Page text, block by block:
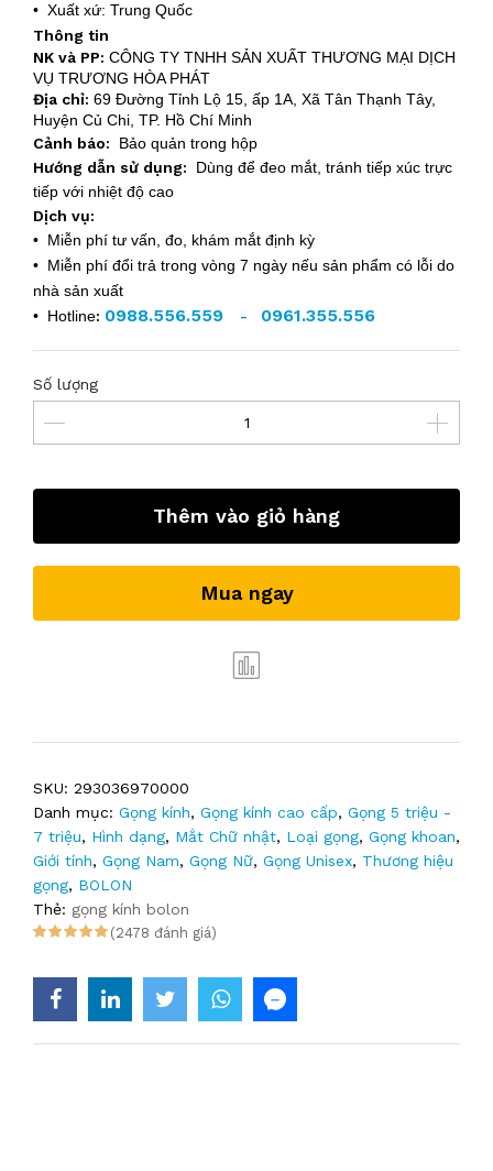
• Xuất xứ: Trung Quốc
Thông tin
NK và PP: CÔNG TY TNHH SẢN XUẤT THƯƠNG MẠI DỊCH
VỤ TRƯƠNG HÒA PHÁT
Địa chỉ: 69 Đường Tỉnh Lộ 15, ấp 1A, Xã Tân Thạnh Tây,
Huyện Củ Chi, TP. Hồ Chí Minh
Cảnh báo: Bảo quản trong hộp
Hướng dẫn sử dụng: Dùng để đeo mắt, tránh tiếp xúc trực
tiếp với nhiệt độ cao
Dịch vụ:
• Miễn phí tư vấn, đo, khám mắt định kỳ
• Miễn phí đổi trả trong vòng 7 ngày nếu sản phẩm có lỗi do
nhà sản xuất
• Hotline: 0988.556.559 - 0961.355.556
Số lượng
Thêm vào giỏ hàng
Mua ngay
SKU: 293036970000
Danh mục: Gọng kính, Gọng kính cao cấp, Gọng 5 triệu -
7 triệu, Hình dạng, Mắt Chữ nhật, Loại gọng, Gọng khoan,
Giới tính, Gọng Nam, Gọng Nữ, Gọng Unisex, Thương hiệu
gọng, BOLON
Thẻ: gọng kính bolon
(2478 đánh giá)